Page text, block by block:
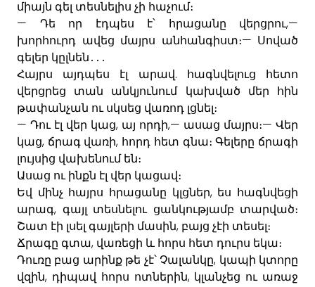
միայն գել տեսնելիս չի հաչում։
— Դե որ էդպես է՝ հրացանը վերցրու,—
խորհուրդ ավեց մայրս անհանգիստ։— Սոված
գելեր կըլնեն ․․․
Հայրս
այդպես էլ արավ. հագնվելուց
հետո
վերցրեց
տան անկյունում կախված մեր
հին
թափանչան ու սկսեց վառոդ լցնել։
— Դու էլ վեր կաց, այ որդի,— ասաց մայրս։— Վեր
կաց, ճրագ վառի, հորդ հետ գնա։ Գելերը ճրագի
լույսից վախենում են։
Ասաց ու ինքն էլ վեր կացավ։
Եվ
մինչ հայրս հրացանը կլցներ, ես
հագնվեցի
արագ, գայլ տեսնելու ցանկությամբ տարված։
Շատ էի լսել գայլերի մասին, բայց չէի տեսել։
Ճրագը գտա, վառեցի և հորս հետ դուրս եկա։
Դուռը բաց արինք թե չէ՝ Չալանկը, կապի կտորը
վզին, դիպավ հորս ոտներին, կլանչեց ու առաջ